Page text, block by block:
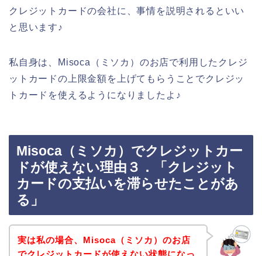
クレジットカードの会社に、事情を説明されるといい
と思います♪
私自身は、Misoca（ミソカ）のお店で利用したクレジ
ットカードの上限金額を上げてもらうことでクレジッ
トカードを使えるようになりましたよ♪
Misoca（ミソカ）でクレジットカー
ドが使えない理由３．「クレジット
カードの支払いを滞らせたことがあ
る」
実は私の場合、Misoca（ミソカ）のお店
でクレジットカードが使えない状態になっ